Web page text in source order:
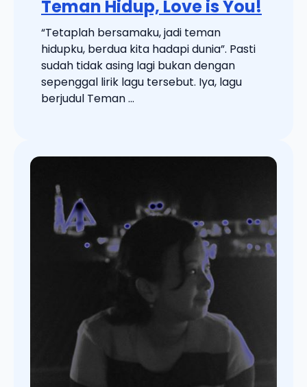
Teman Hidup, Love is You!
“Tetaplah bersamaku, jadi teman
hidupku, berdua kita hadapi dunia”. Pasti
sudah tidak asing lagi bukan dengan
sepenggal lirik lagu tersebut. Iya, lagu
berjudul Teman ...